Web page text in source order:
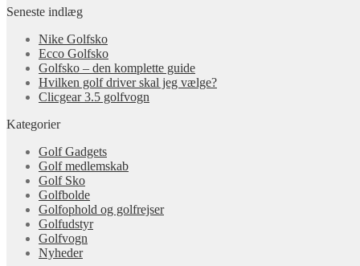
Seneste indlæg
Nike Golfsko
Ecco Golfsko
Golfsko – den komplette guide
Hvilken golf driver skal jeg vælge?
Clicgear 3.5 golfvogn
Kategorier
Golf Gadgets
Golf medlemskab
Golf Sko
Golfbolde
Golfophold og golfrejser
Golfudstyr
Golfvogn
Nyheder